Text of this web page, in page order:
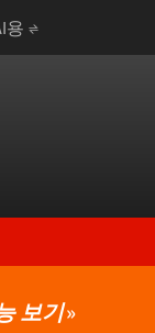
용
보기»